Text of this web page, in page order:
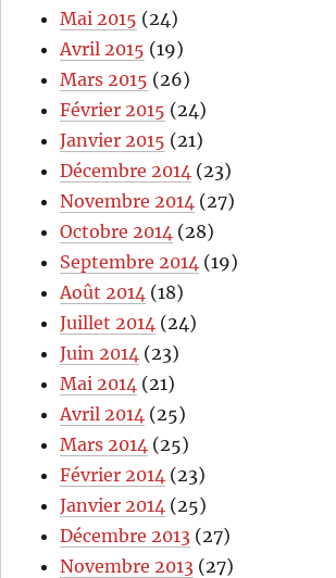
Mai 2015 (24)
Avril 2015 (19)
Mars 2015 (26)
Février 2015 (24)
Janvier 2015 (21)
Décembre 2014 (23)
Novembre 2014 (27)
Octobre 2014 (28)
Septembre 2014 (19)
Août 2014 (18)
Juillet 2014 (24)
Juin 2014 (23)
Mai 2014 (21)
Avril 2014 (25)
Mars 2014 (25)
Février 2014 (23)
Janvier 2014 (25)
Décembre 2013 (27)
Novembre 2013 (27)